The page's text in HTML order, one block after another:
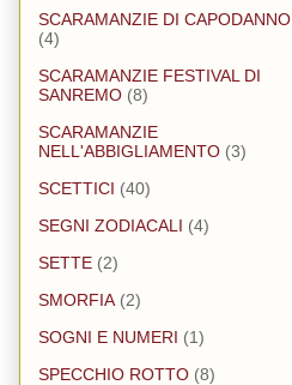
SCARAMANZIE DI CAPODANNO
(4)
SCARAMANZIE FESTIVAL DI
SANREMO (8)
SCARAMANZIE
NELL'ABBIGLIAMENTO (3)
SCETTICI (40)
SEGNI ZODIACALI (4)
SETTE (2)
SMORFIA (2)
SOGNI E NUMERI (1)
SPECCHIO ROTTO (8)